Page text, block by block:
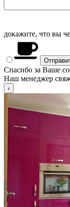
докажите, что вы
Спасибо за Ваше
Наш менеджер